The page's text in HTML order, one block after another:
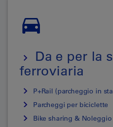
Da e per la
ferroviaria
P+Rail (parcheggio in
Parcheggi per biciclette
Bike sharing &